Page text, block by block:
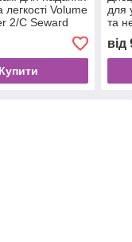
легкості Volume
2/C Seward
Купити
для
та
від